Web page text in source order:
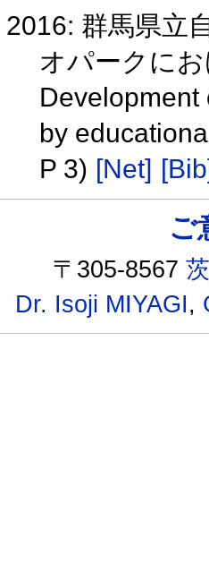
2016: 群馬県立
オパークに
Development
by
P 3) [Net]
ご
〒305-8567
Dr. Isoji MIYAGI,